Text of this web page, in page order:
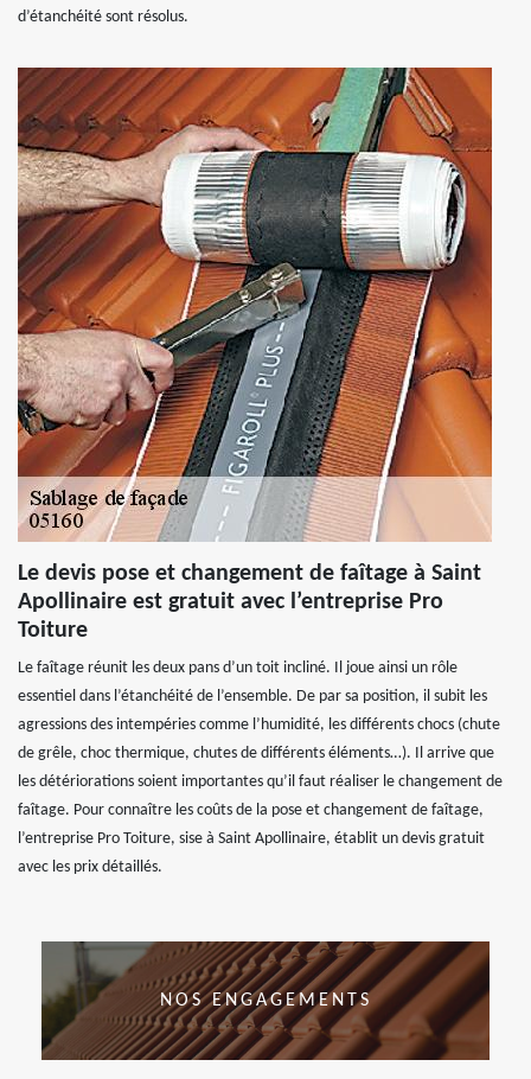
d’étanchéité sont résolus.
Le devis pose et changement de faîtage à Saint
Apollinaire est gratuit avec l’entreprise Pro
Toiture
Le faîtage réunit les deux pans d’un toit incliné. Il joue ainsi un rôle
essentiel dans l’étanchéité de l’ensemble. De par sa position, il subit les
agressions des intempéries comme l’humidité, les différents chocs (chute
de grêle, choc thermique, chutes de différents éléments…). Il arrive que
les détériorations soient importantes qu’il faut réaliser le changement de
faîtage. Pour connaître les coûts de la pose et changement de faîtage,
l’entreprise Pro Toiture, sise à Saint Apollinaire, établit un devis gratuit
avec les prix détaillés.
NOS ENGAGEMENTS